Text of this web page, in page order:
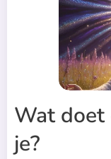
Wat doet
je?